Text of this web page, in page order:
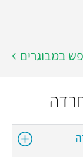
במבוגרים